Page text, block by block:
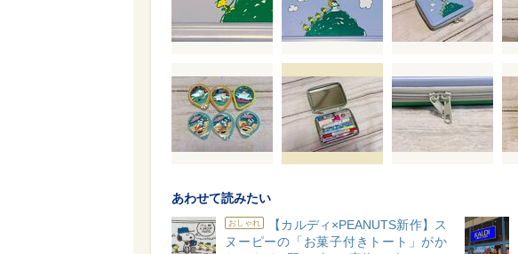
あわせて読みたい
おしゃれ
【カルディ×PEANUTS新作】ス
ヌーピーの「お菓子付きトート」がか